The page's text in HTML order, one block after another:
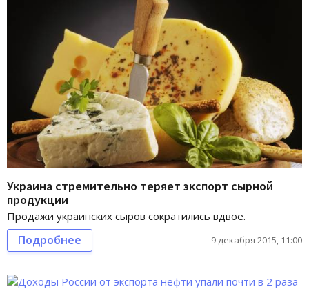
Украина стремительно теряет экспорт сырной
продукции
Продажи украинских сыров сократились вдвое.
Подробнее 9 декабря 2015, 11:00